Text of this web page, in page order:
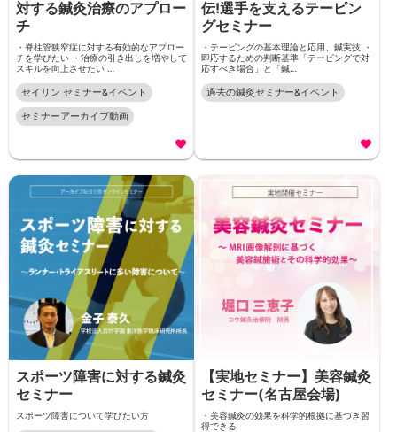
対する鍼灸治療のアプロー
チ
・脊柱管狭窄症に対する有効的なアプロー
チを学びたい ・治療の引き出しを増やして
スキルを向上させたい …
セイリン セミナー&イベント
セミナーアーカイブ動画
伝!選手を支えるテーピン
グセミナー
・テーピングの基本理論と応用、鍼実技 ・
即応するための判断基準「テーピングで対
応すべき場合」と「鍼…
過去の鍼灸セミナー&イベント
スポーツ障害に対する鍼灸
セミナー
スポーツ障害について学びたい方
【実地セミナー】美容鍼灸
セミナー(名古屋会場)
・美容鍼灸の効果を科学的根拠に基づき習
得できる